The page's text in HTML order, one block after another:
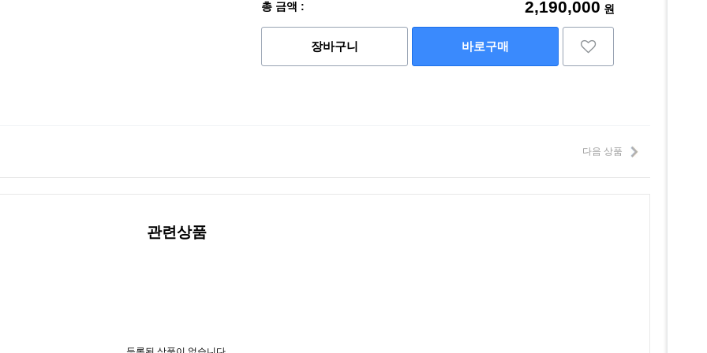
총 금액 : 2,190,000 원
장바구니 바로구매
다음 상품
관련상품